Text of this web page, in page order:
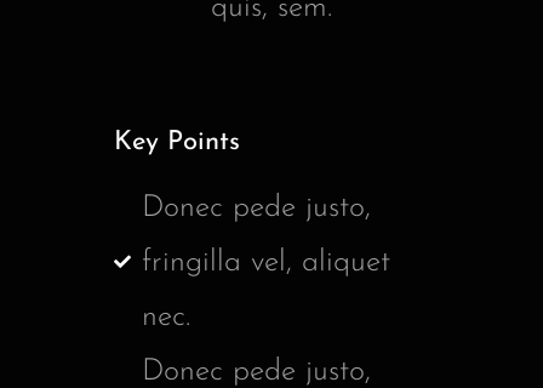
quis, sem.
Key Points
Donec pede justo,
fringilla vel, aliquet
nec.
Donec pede justo,